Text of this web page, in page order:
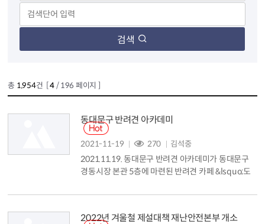
검색
총 1,954건 [4/ 196 페이지 ]
동대문구 반려견 아카데미
2021-11-19 270 김석중
2021.11.19. 동대문구 반려견 아카데미가 동대문구
경동시장 본관 5층에 마련된 반려견 카페 &lsquo;도
참석한 가운데 진행되었습니다....
2022년 겨울철 제설대책 재난안전본부 개소